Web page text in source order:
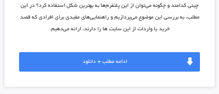
چینی کدامند و چگونه می‌توان از این پلتفرم‌ها به بهترین شکل استفاده کرد؟ در این
مطلب، به بررسی این موضوع می‌پردازیم و راهنمایی‌های مفیدی برای افرادی که قصد
خرید یا واردات از این سایت ها را دارند، ارائه می‌دهیم.
ادامه مطلب + دانلود